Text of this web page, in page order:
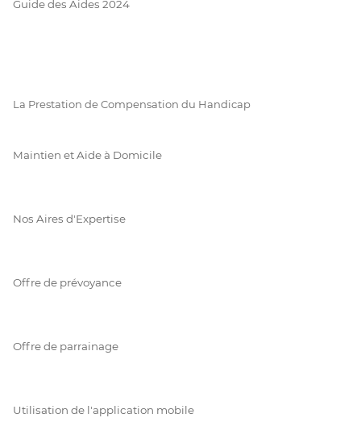
Guide des Aides 2024
La Prestation de Compensation du Handicap
Maintien et Aide à Domicile
Nos Aires d'Expertise
Offre de prévoyance
Offre de parrainage
Utilisation de l'application mobile